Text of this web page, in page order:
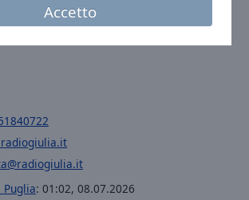
Accetto
Gemma Soldano
è sempre radio Giulia 💞💞💞💗💗💗💗
Puglia: 01:02, 08.07.2026